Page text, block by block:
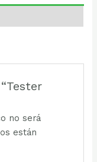
no será
están